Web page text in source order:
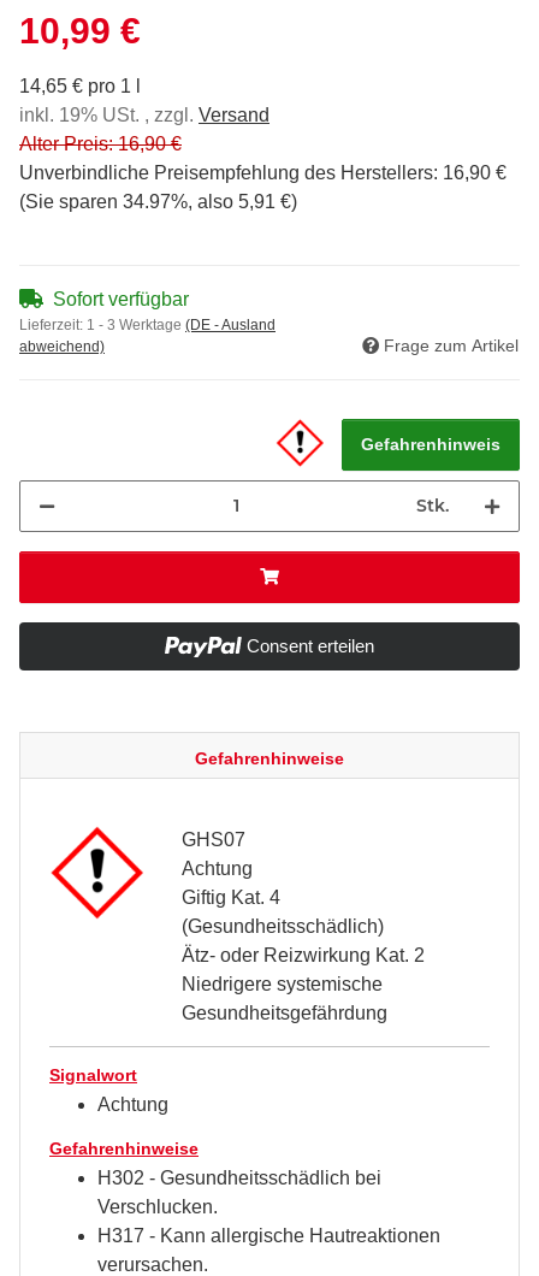
10,99 €
14,65 € pro 1 l
inkl. 19% USt. , zzgl. Versand
Alter Preis: 16,90 €
Unverbindliche Preisempfehlung des Herstellers: 16,90 €
(Sie sparen 34.97%, also 5,91 €)
Sofort verfügbar
Lieferzeit: 1 - 3 Werktage (DE - Ausland
abweichend)
Frage zum Artikel
Gefahrenhinweis
Stk.
Consent erteilen
Gefahrenhinweise
GHS07
Achtung
Giftig Kat. 4
(Gesundheitsschädlich)
Ätz- oder Reizwirkung Kat. 2
Niedrigere systemische
Gesundheitsgefährdung
Signalwort
Achtung
Gefahrenhinweise
H302 - Gesundheitsschädlich bei
Verschlucken.
H317 - Kann allergische Hautreaktionen
verursachen.